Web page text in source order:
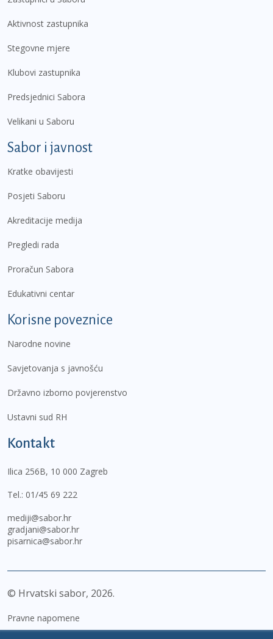
Aktivnost zastupnika
Stegovne mjere
Klubovi zastupnika
Predsjednici Sabora
Velikani u Saboru
Sabor i javnost
Kratke obavijesti
Posjeti Saboru
Akreditacije medija
Pregledi rada
Proračun Sabora
Edukativni centar
Korisne poveznice
Narodne novine
Savjetovanja s javnošću
Državno izborno povjerenstvo
Ustavni sud RH
Kontakt
Ilica 256B, 10 000 Zagreb
Tel.: 01/45 69 222
mediji@sabor.hr
gradjani@sabor.hr
pisarnica@sabor.hr
© Hrvatski sabor, 2026
Pravne napomene